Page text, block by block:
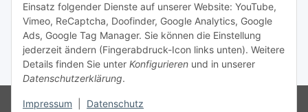
Einsatz folgender Dienste auf unserer Website: YouTube,
Vimeo, ReCaptcha, Doofinder, Google Analytics, Google
Ads, Google Tag Manager. Sie können die Einstellung
jederzeit ändern (Fingerabdruck-Icon links unten). Weitere
Details finden Sie unter Konfigurieren und in unserer
Datenschutzerklärung.
Impressum Datenschutz
Bestellung wiederrufen
* Alle Preise inkl. gesetzlicher USt., zzgl.Versand
Besucherzähler: 76123322